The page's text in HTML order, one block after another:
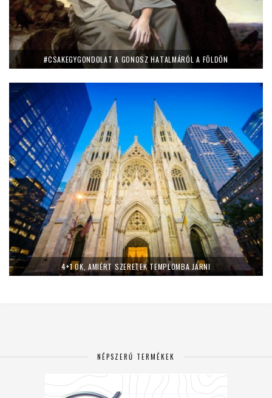
#CSAKEGYGONDOLAT A GONOSZ HATALMÁRÓL A FÖLDÖN
4+1 OK, AMIÉRT SZERETEK TEMPLOMBA JÁRNI
NÉPSZERŰ TERMÉKEK